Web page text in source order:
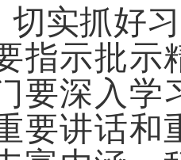
切实抓好
指示批示
要深入学
要讲话和